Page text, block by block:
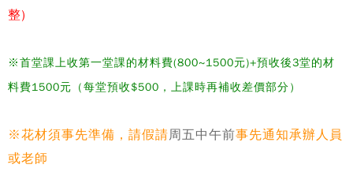
整)
※首堂課上收第一堂課的材料費(800~1500元)+預收後3堂的材
料費1500元（每堂預收$500，上課時再補收差價部分）
※花材須事先準備，請假請周五中午前事先通知承辦人員
或老師